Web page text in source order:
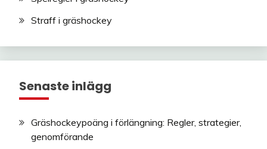
Straff i gräshockey
Senaste inlägg
Gräshockeypoäng i förlängning: Regler, strategier,
genomförande